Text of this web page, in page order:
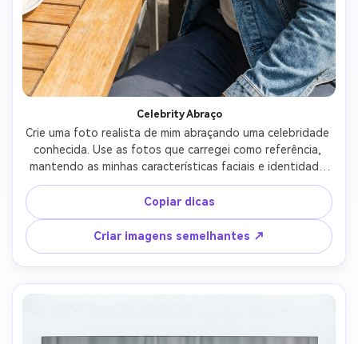
Celebrity Abraço
Crie uma foto realista de mim abraçando uma celebridade
conhecida. Use as fotos que carregei como referência,
mantendo as minhas características faciais e identidade
inalteradas. As celebridades devem parecer reconhecíveis,
mas naturais. O abraço deve se sentir amigável e
relaxante, não palco ou exagerado. Estilo fotográfico
realista sob luz natural. Sem desenhos animados, sem
ilustrações, sem distorções.
Copiar dicas
Criar imagens semelhantes ↗